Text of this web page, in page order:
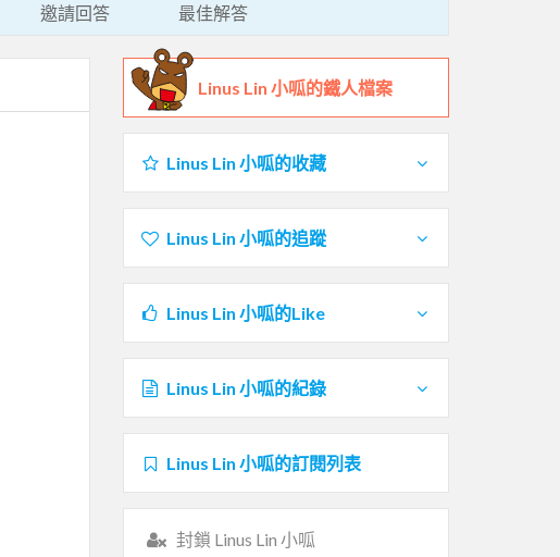
邀請回答 最佳解答
Linus Lin 小呱的鐵人檔案
Linus Lin 小呱的收藏
Linus Lin 小呱的追蹤
Linus Lin 小呱的Like
Linus Lin 小呱的紀錄
Linus Lin 小呱的訂閱列表
封鎖 Linus Lin 小呱